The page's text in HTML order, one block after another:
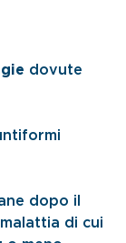
dovute
dopo il
di cui